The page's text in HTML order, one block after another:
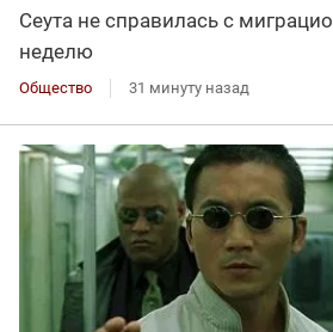
Сеута не справилась с
неделю
Общество 31 минуту назад